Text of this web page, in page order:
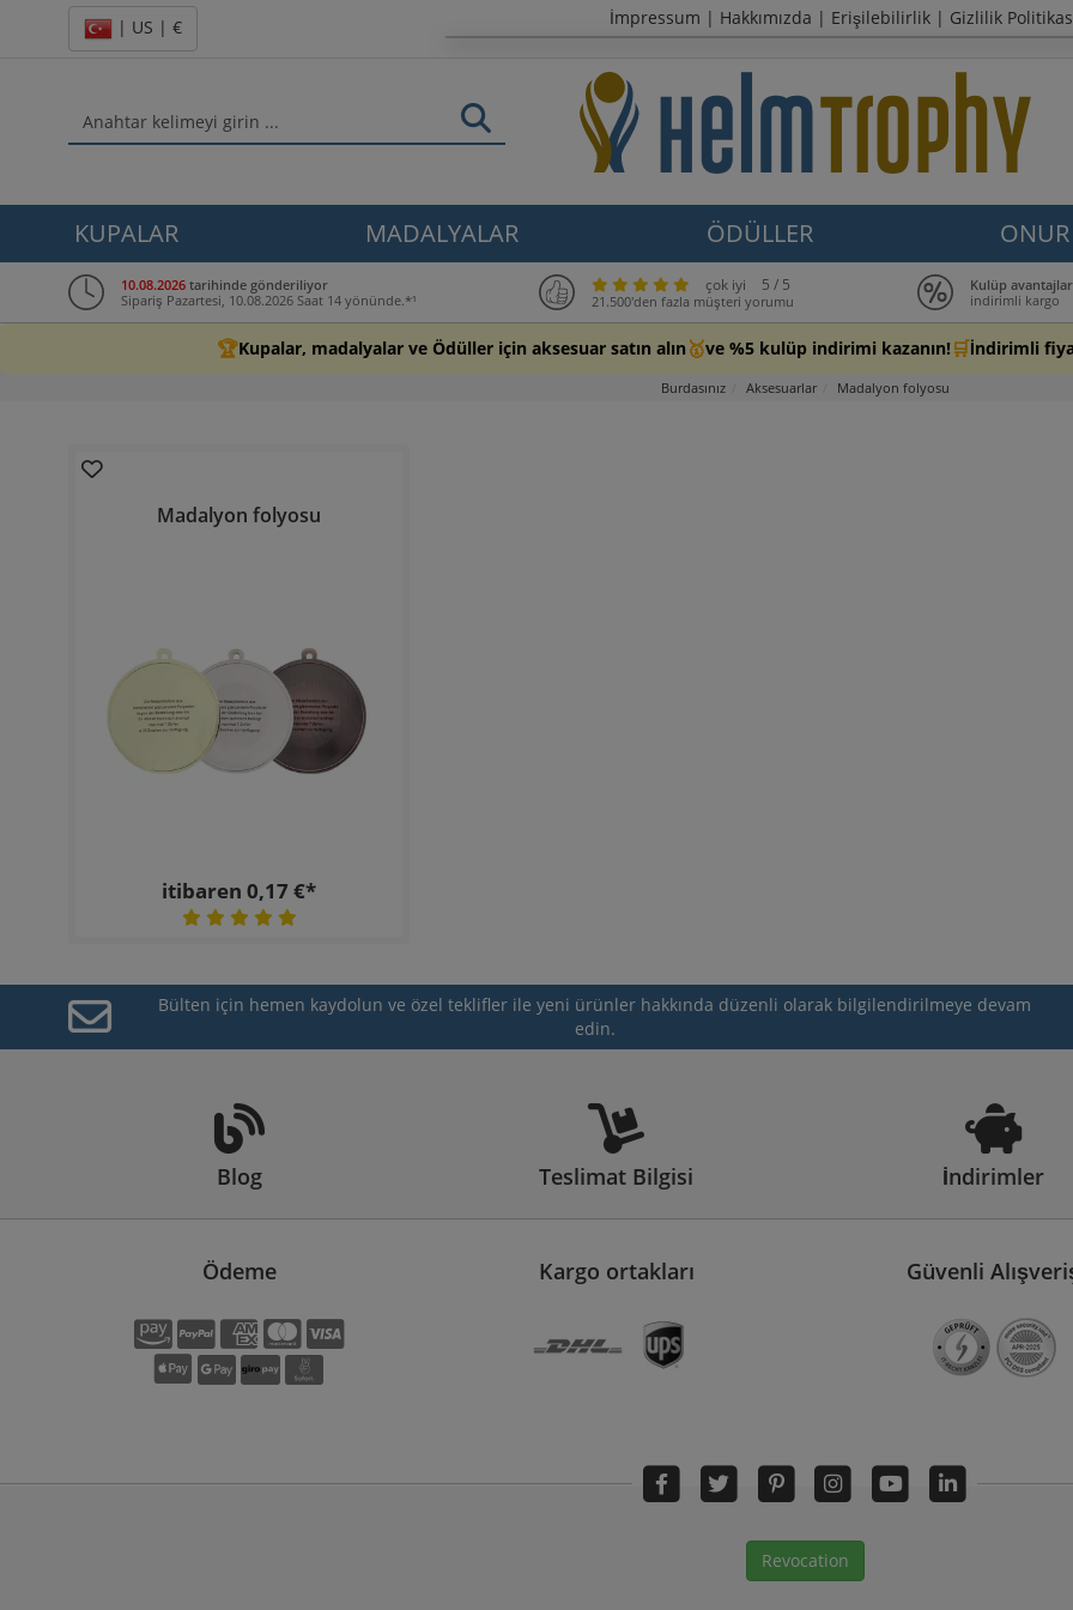
| US | € İmpressum | Hakkımızda | Erişilebilirlik | Gizlilik
KUPALAR MADALYALAR ÖDÜLLER
10.08.2026 tarihinde gönderiliyor
Sipariş Pazartesi, 10.08.2026 Saat 14 yönünde.*¹
çok iyi 5 / 5
21.500'den fazla müşteri yorumu
Kulüp
indirimli kargo
🏆Kupalar, madalyalar ve Ödüller için aksesuar satın alın 🥇ve %5 kulüp indirimi kazanın! 🛒İndirimli
Burdasınız Aksesuarlar Madalyon folyosu
Madalyon folyosu
itibaren 0,17 €*
Bülten için hemen kaydolun ve özel teklifler ile yeni ürünler hakkında düzenli olarak bilgilendirilmeye devam
edin.
Blog Teslimat Bilgisi İndirimler
Ödeme Kargo ortakları Güvenli
Revocation